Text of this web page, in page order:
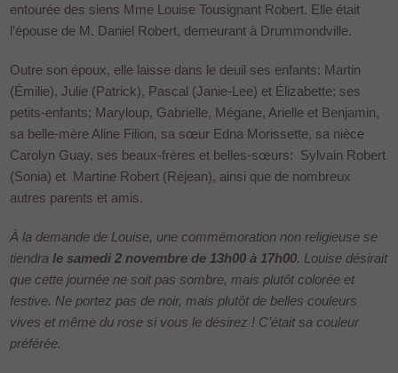
entourée des siens Mme Louise Tousignant Robert. Elle était
l’épouse de M. Daniel Robert, demeurant à Drummondville.
Outre son époux, elle laisse dans le deuil ses enfants: Martin
(Émilie), Julie (Patrick), Pascal (Janie-Lee) et Élizabette; ses
petits-enfants; Maryloup, Gabrielle, Mégane, Arielle et Benjamin,
sa belle-mère Aline Filion, sa sœur Edna Morissette, sa nièce
Carolyn Guay, ses beaux-frères et belles-sœurs: Sylvain Robert
(Sonia) et Martine Robert (Réjean), ainsi que de nombreux
autres parents et amis.
À la demande de Louise, une commémoration non religieuse se
tiendrale samedi 2 novembre de 13h00 à 17h00. Louise désirait
que cette journée ne soit pas sombre, mais plutôt colorée et
festive. Ne portez pas de noir, mais plutôt de belles couleurs
vives et même du rose si vous le désirez ! C’était sa couleur
préférée.